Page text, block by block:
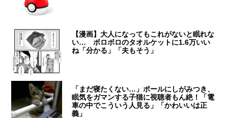
【漫画】大人になってもこれがないと眠れな
い… ボロボロのタオルケットに1.6万いい
ね「分かる」「夫もそう」
「まだ寝たくない…」ポールにしがみつき、
眠気をガマンする子猫に視聴者もん絶！「電
車の中でこういう人見る」「かわいいは正
義」